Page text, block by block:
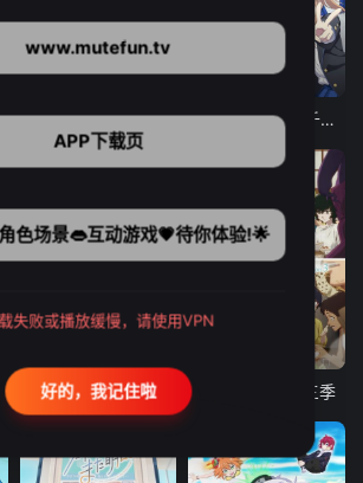
人生
12集全
东京猫猫 NEW～♡
13集全
弹珠汽水瓶里的千岁同学
古诺希亚 致不灭的你 第三季
www.mutefun.tv
APP下载页
色场景👄互动游戏💗待你体验!🌟
失败或播放缓慢，请使用VPN
好的，我记住啦